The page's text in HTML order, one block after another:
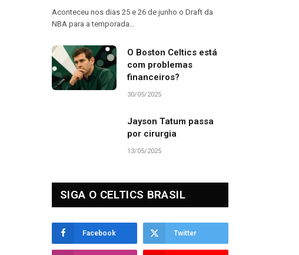
Aconteceu nos dias 25 e 26 de junho o Draft da
NBA para a temporada…
O Boston Celtics está
com problemas
financeiros?
30/05/2025
Jayson Tatum passa
por cirurgia
13/05/2025
SIGA O CELTICS BRASIL
Facebook Twitter